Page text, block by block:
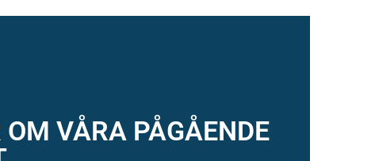
VÅRA PÅGÅENDE